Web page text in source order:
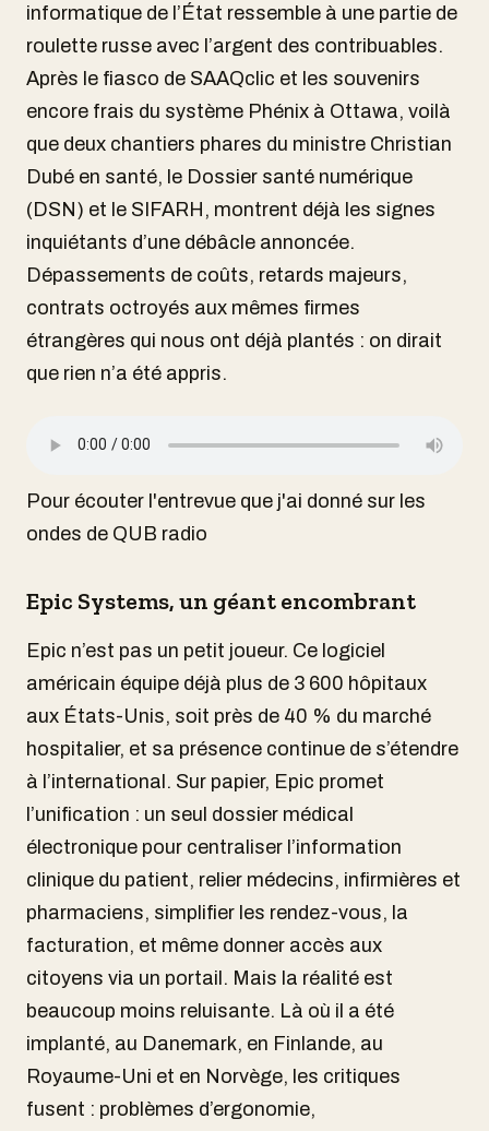
informatique de l’État ressemble à une partie de
roulette russe avec l’argent des contribuables.
Après le fiasco de SAAQclic et les souvenirs
encore frais du système Phénix à Ottawa, voilà
que deux chantiers phares du ministre Christian
Dubé en santé, le Dossier santé numérique
(DSN) et le SIFARH, montrent déjà les signes
inquiétants d’une débâcle annoncée.
Dépassements de coûts, retards majeurs,
contrats octroyés aux mêmes firmes
étrangères qui nous ont déjà plantés : on dirait
que rien n’a été appris.
Pour écouter l'entrevue que j'ai donné sur les
ondes de QUB radio
Epic Systems, un géant encombrant
Epic n’est pas un petit joueur. Ce logiciel
américain équipe déjà plus de 3 600 hôpitaux
aux États-Unis, soit près de 40 % du marché
hospitalier, et sa présence continue de s’étendre
à l’international. Sur papier, Epic promet
l’unification : un seul dossier médical
électronique pour centraliser l’information
clinique du patient, relier médecins, infirmières et
pharmaciens, simplifier les rendez-vous, la
facturation, et même donner accès aux
citoyens via un portail. Mais la réalité est
beaucoup moins reluisante. Là où il a été
implanté, au Danemark, en Finlande, au
Royaume-Uni et en Norvège, les critiques
fusent : problèmes d’ergonomie,